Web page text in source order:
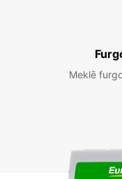
Meklē